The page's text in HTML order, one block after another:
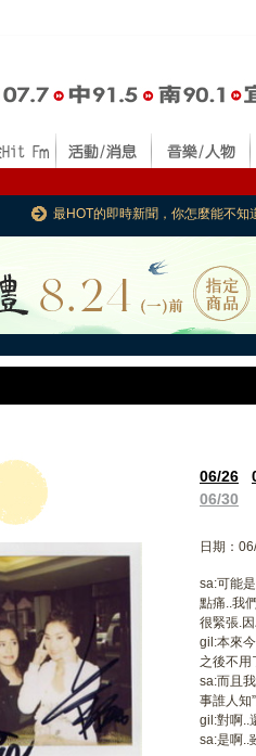
最HOT的即時新聞，你怎麼能不知
06/26
06/30
日期：
sa:可能
點痛..我
很緊張.
gil:本來
之後不用
sa:而且
事誰人知
gil:對啊..
sa:是啊..